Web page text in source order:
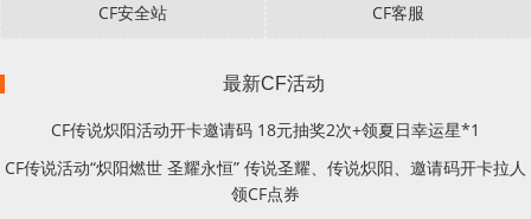
CF安全站 CF客服
最新CF活动
CF传说炽阳活动开卡邀请码 18元抽奖2次+领夏日幸运星*1
CF传说活动“炽阳燃世 圣耀永恒” 传说圣耀、传说炽阳、邀请码开卡拉人
领CF点券